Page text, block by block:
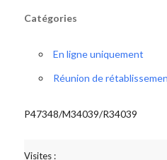
Catégories
En ligne uniquement
Réunion de
P47348/M34039/R34039
Visites :